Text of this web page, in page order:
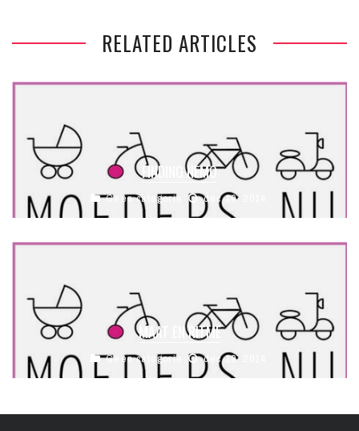
RELATED ARTICLES
FINDING NEMO
Geen categorie dec 19, 2014
MAAT EN RITME
Geen categorie dec 19, 2014